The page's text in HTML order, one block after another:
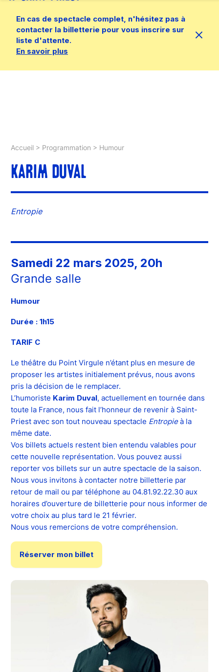
En cas de spectacle complet, n'hésitez pas à
contacter la billetterie pour vous inscrire sur
liste d'attente.
En savoir plus
Accueil > Programmation > Humour
KARIM DUVAL
Entropie
Samedi 22 mars 2025, 20h
Grande salle
Humour
Durée : 1h15
TARIF C
Le théâtre du Point Virgule n’étant plus en mesure de
proposer les artistes initialement prévus, nous avons
pris la décision de le remplacer.
L’humoriste Karim Duval, actuellement en tournée dans
toute la France, nous fait l’honneur de revenir à Saint-
Priest avec son tout nouveau spectacle Entropieà la
même date.
Vos billets actuels restent bien entendu valables pour
cette nouvelle représentation. Vous pouvez aussi
reporter vos billets sur un autre spectacle de la saison.
Nous vous invitons à contacter notre billetterie par
retour de mail ou par téléphone au 04.81.92.22.30 aux
horaires d’ouverture de billetterie pour nous informer de
votre choix au plus tard le 21 février.
Nous vous remercions de votre compréhension.
Réserver mon billet